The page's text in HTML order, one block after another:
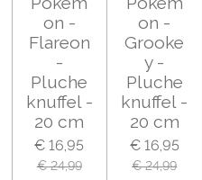
on -
Flareon
-
Pluche
knuffel -
20 cm
€ 16,95
€ 24,99
on -
Grooke
y -
Pluche
knuffel -
20 cm
€ 16,95
€ 24,99